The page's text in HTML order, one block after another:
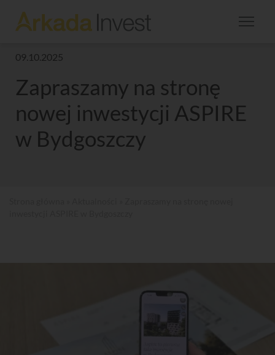
09.10.2025
Zapraszamy na stronę
nowej inwestycji ASPIRE
w Bydgoszczy